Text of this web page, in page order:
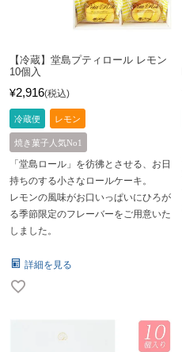
【冷蔵】堂島プティロール レモン
10個入
¥2,916 税込
冷蔵便 レモン
焼き菓子人気No1
「堂島ロール」を彷彿とさせる、お日
持ちのする小さなロールケーキ。
レモンの風味がお口いっぱいにひろが
る季節限定のフレーバーをご用意いた
しました。
詳細を見る